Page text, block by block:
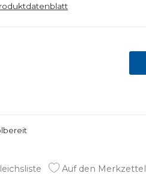
Auf den Merkzettel